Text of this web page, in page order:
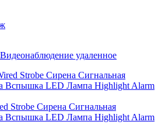
Strobe Сирена Сигнальная
Вспышка LED Лампа Highlight Alarm